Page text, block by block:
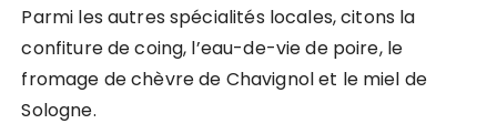
Parmi les autres spécialités locales, citons la
confiture de coing, l’eau-de-vie de poire, le
fromage de chèvre de Chavignol et le miel de
Sologne.